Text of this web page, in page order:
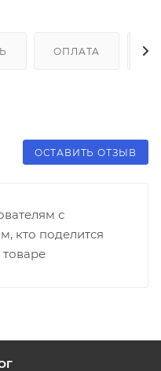
ОПЛАТА
ОСТАВИТЬ ОТЗЫВ
с
кто поделится